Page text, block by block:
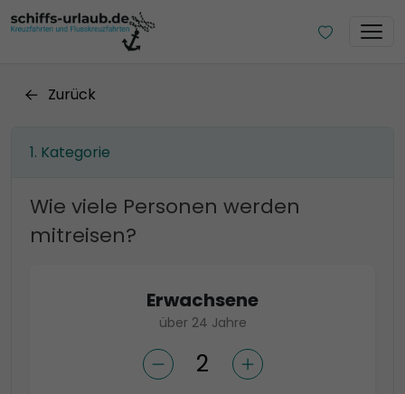
Zurück
Kategorie
Wie viele Personen werden
mitreisen?
Erwachsene
über 24 Jahre